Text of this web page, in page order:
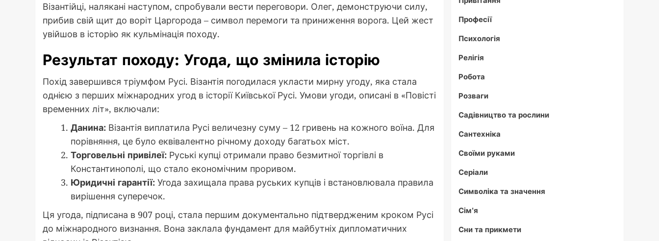
Візантійці, налякані наступом, спробували вести переговори. Олег, демонструючи силу,
прибив свій щит до воріт Царгорода – символ перемоги та приниження ворога. Цей жест
увійшов в історію як кульмінація походу.
Результат походу: Угода, що змінила історію
Похід завершився тріумфом Русі. Візантія погодилася укласти мирну угоду, яка стала
однією з перших міжнародних угод в історії Київської Русі. Умови угоди, описані в «Повісті
временних літ», включали:
Данина: Візантія виплатила Русі величезну суму – 12 гривень на кожного воїна. Для
порівняння, це було еквівалентно річному доходу багатьох міст.
Торговельні привілеї: Руські купці отримали право безмитної торгівлі в
Константинополі, що стало економічним проривом.
Юридичні гарантії: Угода захищала права руських купців і встановлювала правила
вирішення суперечок.
Ця угода, підписана в 907 році, стала першим документально підтвердженим кроком Русі
до міжнародного визнання. Вона заклала фундамент для майбутніх дипломатичних
Професії
Психологія
Релігія
Робота
Розваги
Садівництво та рослини
Сантехніка
Своїми руками
Серіали
Символіка та значення
Сім'я
Сни та прикмети